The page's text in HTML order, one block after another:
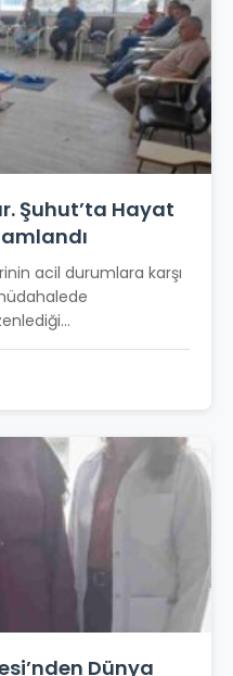
Şuhut’ta Hayat
acil durumlara karşı
Dünya